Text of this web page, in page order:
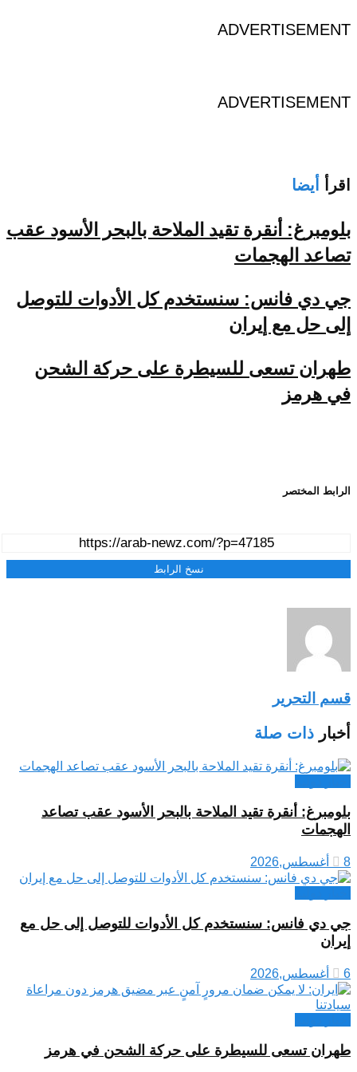
ADVERTISEMENT
ADVERTISEMENT
اقرأ أيضا
بلومبرغ: أنقرة تقيد الملاحة بالبحر الأسود عقب
تصاعد الهجمات
جي دي فانس: سنستخدم كل الأدوات للتوصل
إلى حل مع إيران
طهران تسعى للسيطرة على حركة الشحن
في هرمز
الرابط المختصر
نسخ الرابط
قسم التحرير
أخبار ذات صلة
بلومبرغ: أنقرة تقيد الملاحة بالبحر الأسود عقب تصاعد
الهجمات
8 أغسطس,2026
جي دي فانس: سنستخدم كل الأدوات للتوصل إلى حل مع
إيران
6 أغسطس,2026
طهران تسعى للسيطرة على حركة الشحن في هرمز